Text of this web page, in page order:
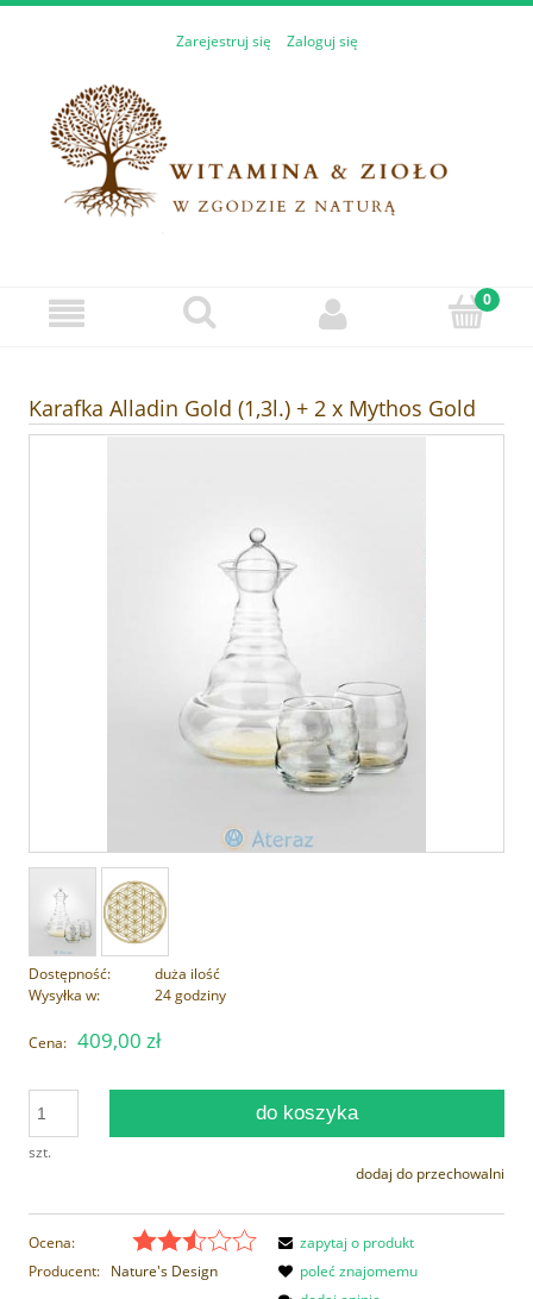
Zarejestruj się Zaloguj się
Karafka Alladin Gold (1,3l.) + 2 x Mythos Gold
Dostępność:
duża ilość
Wysyłka w:
24 godziny
Cena: 409,00 zł
szt.
do koszyka
dodaj do przechowalni
Ocena:
Producent: Nature's Design
zapytaj o produkt
poleć znajomemu